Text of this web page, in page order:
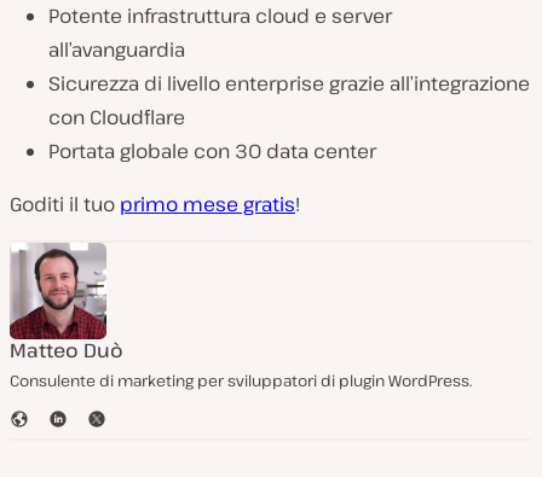
Potente infrastruttura cloud e server
all’avanguardia
Sicurezza di livello enterprise grazie all’integrazione
con Cloudflare
Portata globale con 30 data center
Goditi il tuo primo mese gratis!
Matteo Duò
Consulente di marketing per sviluppatori di plugin WordPress.
S
L
T